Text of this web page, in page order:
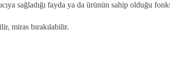
sağladığı fayda ya da ürünün sahip olduğu
miras bırakılabilir.